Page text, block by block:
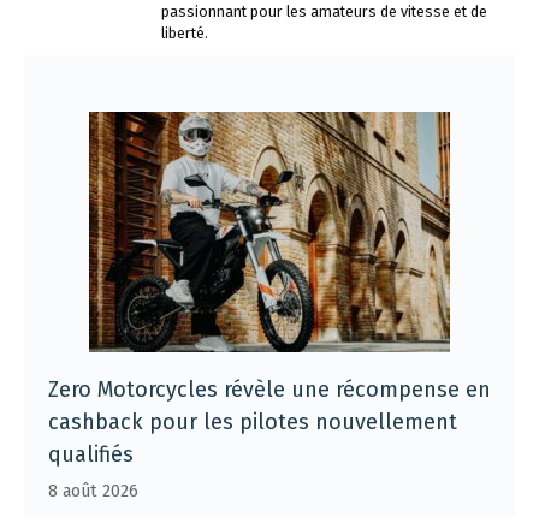
passionnant pour les amateurs de vitesse et de
liberté.
Zero Motorcycles révèle une récompense en
cashback pour les pilotes nouvellement
qualifiés
8 août 2026